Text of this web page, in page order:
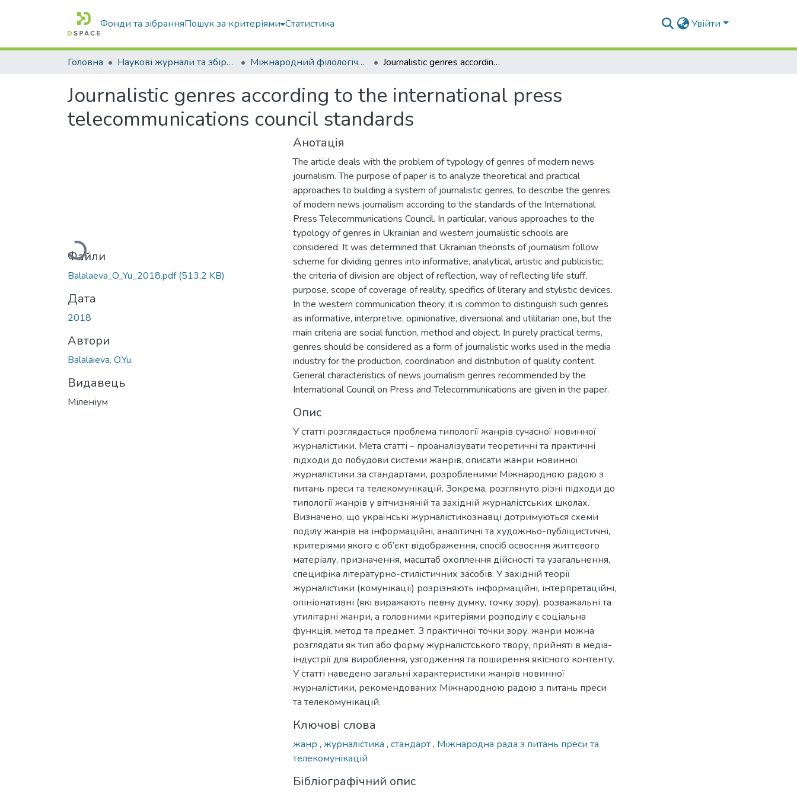
Фонди та зібранняПошук за критеріями Статистика Увійти
Головна Наукові журнали та збірники видань Міжнародний філологічний часопис Journalistic genres according to the international press telecommunications council standards
Journalistic genres according to the international press
telecommunications council standards
Вантажиться...
Файли
Balalaeva_O_Yu_2018.pdf(513,2 KB)
Дата
2018
Автори
Balalaieva, O.Yu.
Видавець
Міленіум
Анотація
The article deals with the problem of typology of genres of modern news
journalism. The purpose of paper is to analyze theoretical and practical
approaches to building a system of journalistic genres, to describe the genres
of modern news journalism according to the standards of the International
Press Telecommunications Council. In particular, various approaches to the
typology of genres in Ukrainian and western journalistic schools are
considered. It was determined that Ukrainian theorists of journalism follow
scheme for dividing genres into informative, analytical, artistic and publicistic;
the criteria of division are object of reflection, way of reflecting life stuff,
purpose, scope of coverage of reality, specifics of literary and stylistic devices.
In the western communication theory, it is common to distinguish such genres
as informative, interpretive, opinionative, diversional and utilitarian one, but the
main criteria are social function, method and object. In purely practical terms,
genres should be considered as a form of journalistic works used in the media
industry for the production, coordination and distribution of quality content.
General characteristics of news journalism genres recommended by the
International Council on Press and Telecommunications are given in the paper.
Опис
У статті розглядається проблема типології жанрів сучасної новинної
журналістики. Мета статті – проаналізувати теоретичні та практичні
підходи до побудови системи жанрів, описати жанри новинної
журналістики за стандартами, розробленими Міжнародною радою з
питань преси та телекомунікацій. Зокрема, розглянуто різні підходи до
типології жанрів у вітчизняній та західній журналістських школах.
Визначено, що українські журналістикознавці дотримуються схеми
поділу жанрів на інформаційні, аналітичні та художньо-публіцистичні,
критеріями якого є об’єкт відображення, спосіб освоєння життєвого
матеріалу, призначення, масштаб охоплення дійсності та узагальнення,
специфіка літературно-стилістичних засобів. У західній теорії
журналістики (комунікації) розрізняють інформаційні, інтерпретаційні,
опініонативні (які виражають певну думку, точку зору), розважальні та
утилітарні жанри, а головними критеріями розподілу є соціальна
функція, метод та предмет. З практичної точки зору, жанри можна
розглядати як тип або форму журналістського твору, прийняті в медіа-
індустрії для вироблення, узгодження та поширення якісного контенту.
У статті наведено загальні характеристики жанрів новинної
журналістики, рекомендованих Міжнародною радою з питань преси
та телекомунікацій.
Ключові слова
жанр , журналістика , стандарт, Міжнародна рада з питань преси та
телекомунікацій
Бібліографічний опис